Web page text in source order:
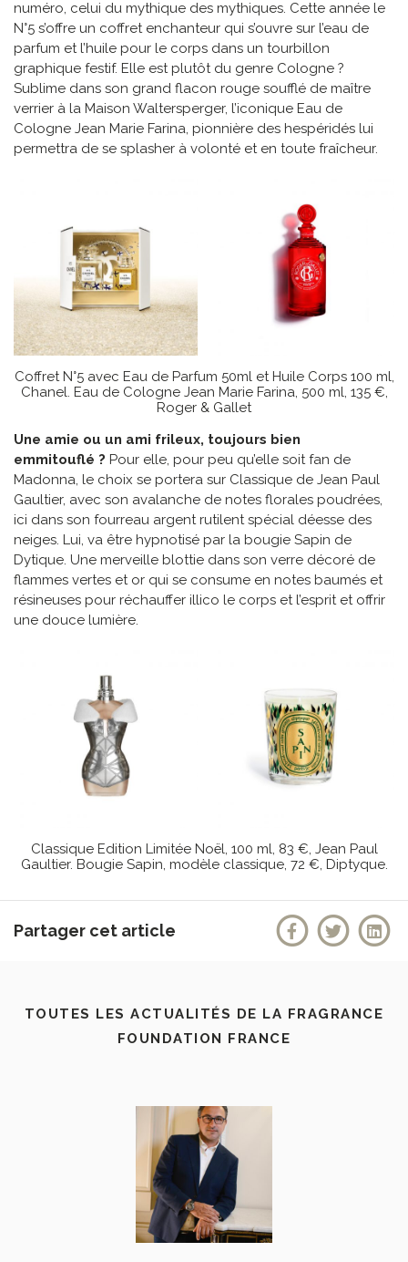
numéro, celui du mythique des mythiques. Cette année le
N°5 s’offre un coffret enchanteur qui s’ouvre sur l’eau de
parfum et l’huile pour le corps dans un tourbillon
graphique festif. Elle est plutôt du genre Cologne ?
Sublime dans son grand flacon rouge soufflé de maître
verrier à la Maison Waltersperger, l’iconique Eau de
Cologne Jean Marie Farina, pionnière des hespéridés lui
permettra de se splasher à volonté et en toute fraîcheur.
Coffret N°5 avec Eau de Parfum 50ml et Huile Corps 100 ml,
Chanel. Eau de Cologne Jean Marie Farina, 500 ml, 135 €,
Roger & Gallet
Une amie ou un ami frileux, toujours bien
emmitouflé ? Pour elle, pour peu qu’elle soit fan de
Madonna, le choix se portera sur Classique de Jean Paul
Gaultier, avec son avalanche de notes florales poudrées,
ici dans son fourreau argent rutilent spécial déesse des
neiges. Lui, va être hypnotisé par la bougie Sapin de
Dytique. Une merveille blottie dans son verre décoré de
flammes vertes et or qui se consume en notes baumés et
résineuses pour réchauffer illico le corps et l’esprit et offrir
une douce lumière.
Classique Edition Limitée Noël, 100 ml, 83 €, Jean Paul
Gaultier. Bougie Sapin, modèle classique, 72 €, Diptyque.
Partager cet article
TOUTES LES ACTUALITÉS DE LA FRAGRANCE
FOUNDATION FRANCE